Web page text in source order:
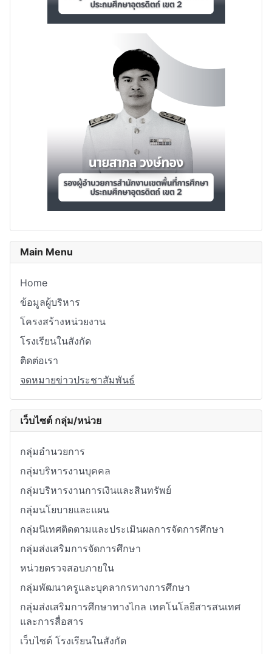
Main Menu
Home
ข้อมูลผู้บริหาร
โครงสร้างหน่วยงาน
โรงเรียนในสังกัด
ติดต่อเรา
จดหมายข่าวประชาสัมพันธ์
เว็บไซต์ กลุ่ม/หน่วย
กลุ่มอำนวยการ
กลุ่มบริหารงานบุคคล
กลุ่มบริหารงานการเงินและสินทรัพย์
กลุ่มนโยบายและแผน
กลุ่มนิเทศติดตามและประเมินผลการจัดการศึกษา
กลุ่มส่งเสริมการจัดการศึกษา
หน่วยตรวจสอบภายใน
กลุ่มพัฒนาครูและบุคลากรทางการศึกษา
กลุ่มส่งเสริมการศึกษาทางไกล เทคโนโลยีสารสนเทศ
และการสื่อสาร
เว็บไซต์ โรงเรียนในสังกัด